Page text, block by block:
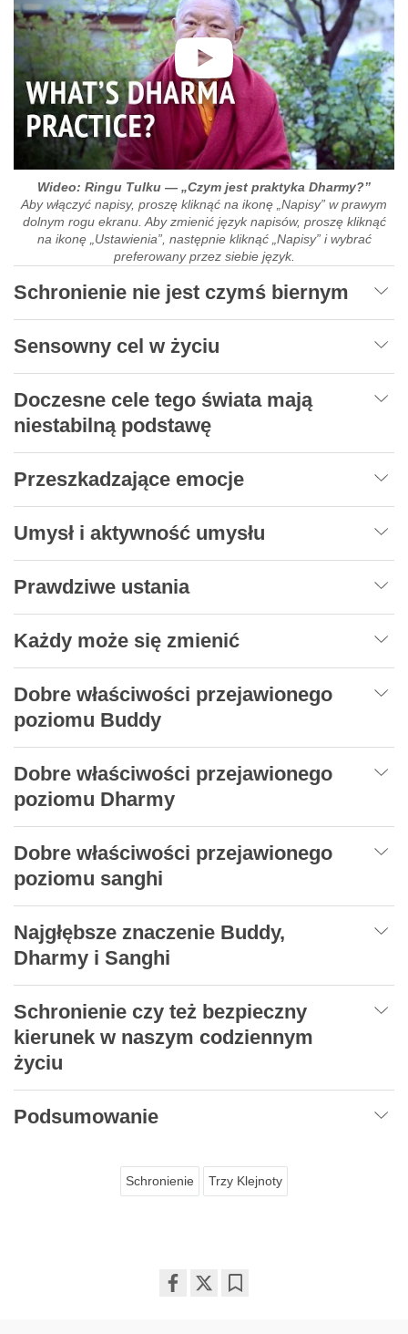
Wideo: Ringu Tulku — „Czym jest praktyka Dharmy?”
Aby włączyć napisy, proszę kliknąć na ikonę „Napisy” w prawym
dolnym rogu ekranu. Aby zmienić język napisów, proszę kliknąć
na ikonę „Ustawienia”, następnie kliknąć „Napisy” i wybrać
preferowany przez siebie język.
Schronienie nie jest czymś biernym
Sensowny cel w życiu
Doczesne cele tego świata mają
niestabilną podstawę
Przeszkadzające emocje
Umysł i aktywność umysłu
Prawdziwe ustania
Każdy może się zmienić
Dobre właściwości przejawionego
poziomu Buddy
Dobre właściwości przejawionego
poziomu Dharmy
Dobre właściwości przejawionego
poziomu sanghi
Najgłębsze znaczenie Buddy,
Dharmy i Sanghi
Schronienie czy też bezpieczny
kierunek w naszym codziennym
życiu
Podsumowanie
Schronienie Trzy Klejnoty